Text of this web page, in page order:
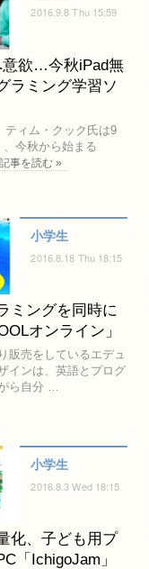
2016.9.8 Thu 15:59
意欲…今秋iPad無
ラミング学習ソ
ィム・クック氏は9
、今秋から始まる
記事を読む »
小学生
2016.8.18 Thu 18:15
ミングを同時に
オンライン」
販売をしているエデュ
インは、英語とプログ
ら自分 …
小学生
2016.8.3 Wed 18:15
化、子ども用プ
「IchigoJam」